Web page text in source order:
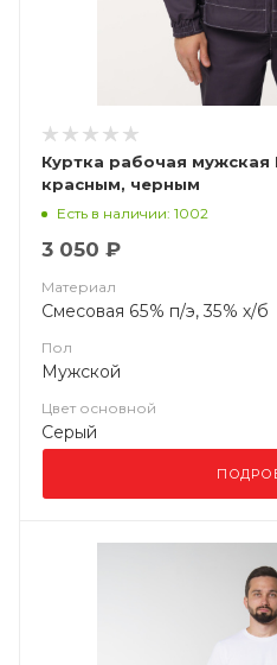
Куртка рабочая мужская
красным, черным
Есть в наличии: 1002
3 050 ₽
Материал
Смесовая 65% п/э, 35% х/б
Пол
Мужской
Цвет основной
Серый